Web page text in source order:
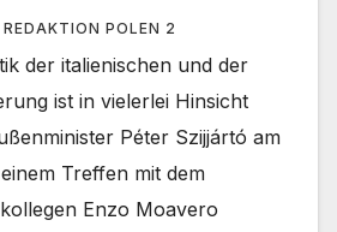
REDAKTION POLEN 2
der italienischen und der
ist in vielerlei Hinsicht
Péter Szijjártó am
Treffen mit dem
Enzo Moavero